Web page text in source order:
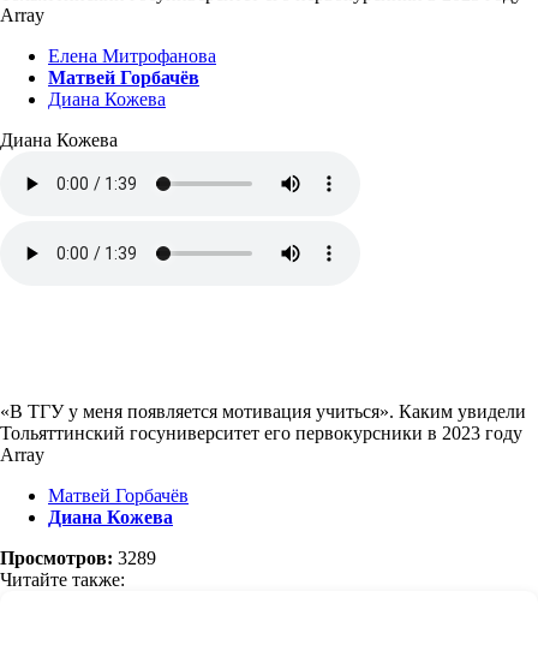
Array
Елена Митрофанова
Матвей Горбачёв
Диана Кожева
Диана Кожева
«В ТГУ у меня появляется мотивация учиться». Каким увидели
Тольяттинский госуниверситет его первокурсники в 2023 году
Array
Матвей Горбачёв
Диана Кожева
Просмотров: 3289
Читайте также: